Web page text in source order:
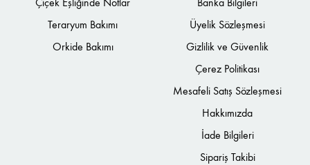
Teraryum Bakımı
Orkide Bakımı
Üyelik Sözleşmesi
Gizlilik ve Güvenlik
Çerez Politikası
Mesafeli Satış Sözleşmesi
Hakkımızda
İade Bilgileri
Sipariş Takibi